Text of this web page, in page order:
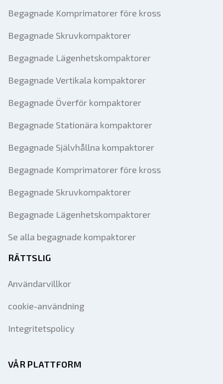
Begagnade Komprimatorer före kross
Begagnade Skruvkompaktorer
Begagnade Lägenhetskompaktorer
Begagnade Vertikala kompaktorer
Begagnade Överför kompaktorer
Begagnade Stationära kompaktorer
Begagnade Självhållna kompaktorer
Begagnade Komprimatorer före kross
Begagnade Skruvkompaktorer
Begagnade Lägenhetskompaktorer
Se alla begagnade kompaktorer
RÄTTSLIG
Användarvillkor
cookie-användning
Integritetspolicy
VÅR PLATTFORM